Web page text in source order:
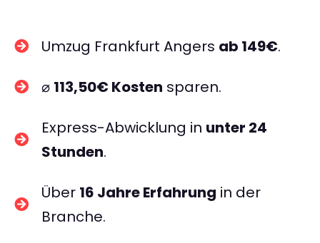
Umzug Frankfurt Angers ab 149€.
⌀ 113,50€ Kosten sparen.
Express-Abwicklung in unter 24
Stunden.
Über 16 Jahre Erfahrung in der
Branche.